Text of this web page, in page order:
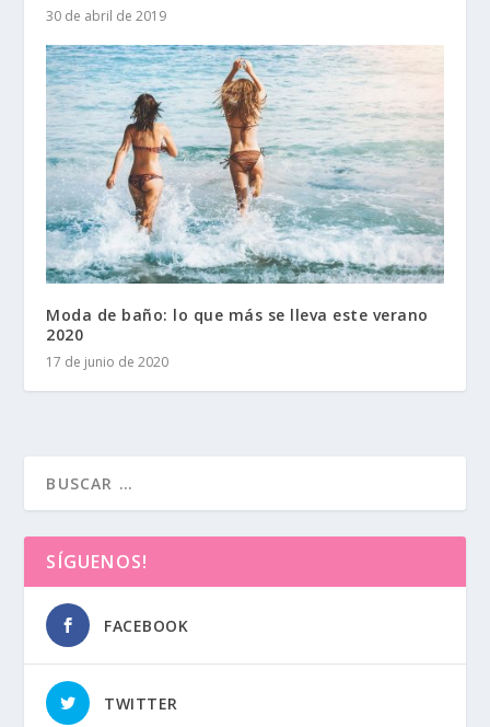
30 de abril de 2019
Moda de baño: lo que más se lleva este verano
2020
17 de junio de 2020
SÍGUENOS!
FACEBOOK
TWITTER